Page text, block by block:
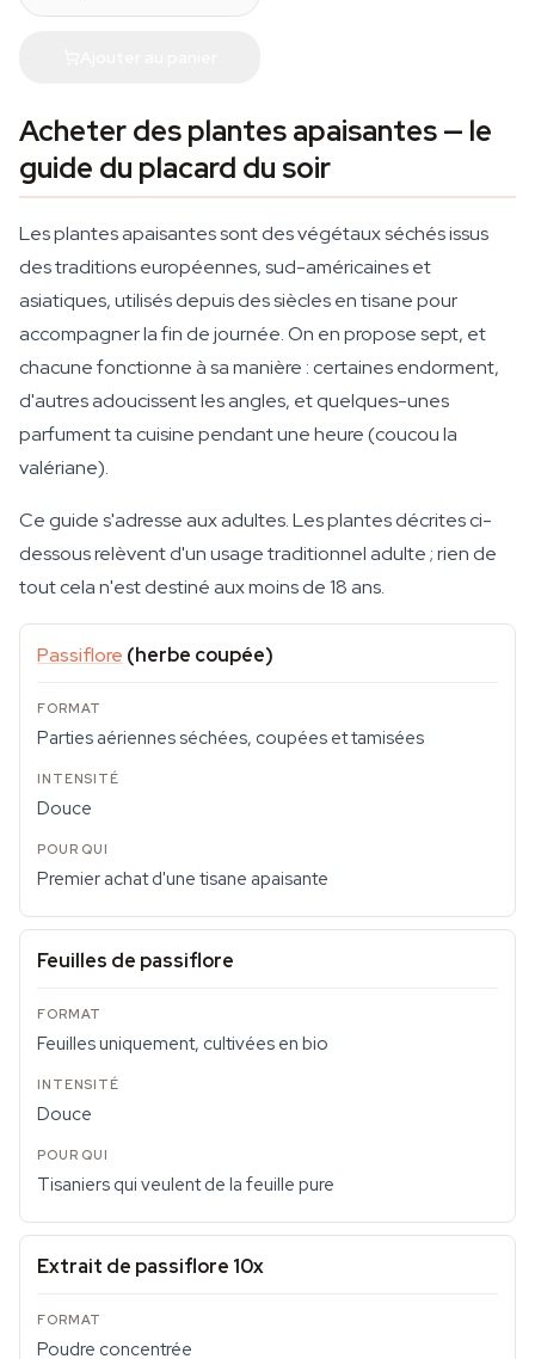
Acheter des plantes apaisantes — le
guide du placard du soir
Les plantes apaisantes sont des végétaux séchés issus
des traditions européennes, sud-américaines et
asiatiques, utilisés depuis des siècles en tisane pour
accompagner la fin de journée. On en propose sept, et
chacune fonctionne à sa manière : certaines endorment,
d'autres adoucissent les angles, et quelques-unes
parfument ta cuisine pendant une heure (coucou la
valériane).
Ce guide s'adresse aux adultes. Les plantes décrites ci-
dessous relèvent d'un usage traditionnel adulte ; rien de
tout cela n'est destiné aux moins de 18 ans.
Passiflore (herbe coupée)
Parties aériennes séchées, coupées et tamisées
Douce
Premier achat d'une tisane apaisante
Feuilles de passiflore
Feuilles uniquement, cultivées en bio
Douce
Tisaniers qui veulent de la feuille pure
Extrait de passiflore 10x
Poudre concentrée